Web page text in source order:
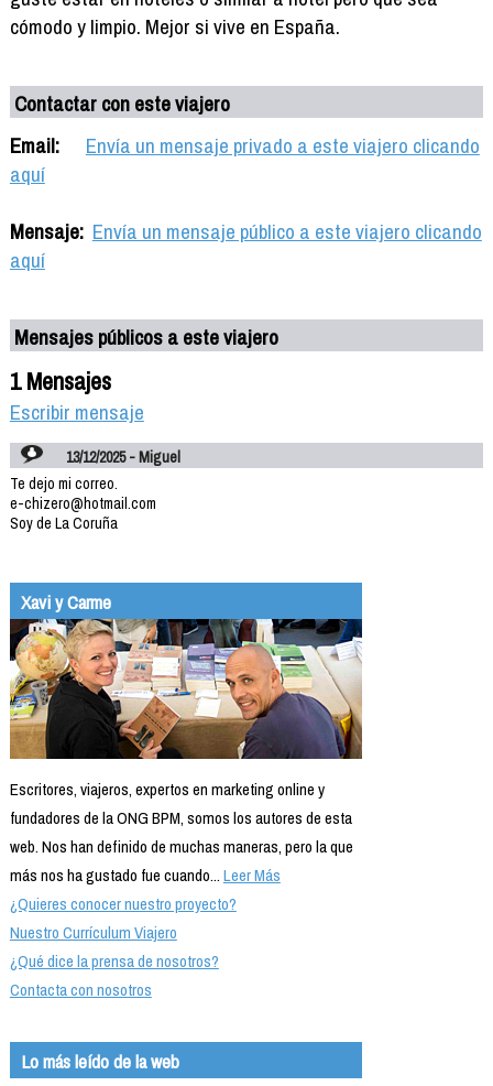
cómodo y limpio. Mejor si vive en España.
Contactar con este viajero
Email:
Envía un mensaje privado a este viajero clicando
aquí
Mensaje: Envía un mensaje público a este viajero clicando
aquí
Mensajes públicos a este viajero
1 Mensajes
Escribir mensaje
13/12/2025 - Miguel
Te dejo mi correo.
e-chizero@hotmail.com
Soy de La Coruña
Xavi y Carme
Escritores, viajeros, expertos en marketing online y
fundadores de la ONG BPM, somos los autores de esta
web. Nos han definido de muchas maneras, pero la que
más nos ha gustado fue cuando...Leer Más
¿Quieres conocer nuestro proyecto?
Nuestro Currículum Viajero
¿Qué dice la prensa de nosotros?
Contacta con nosotros
Lo más leído de la web